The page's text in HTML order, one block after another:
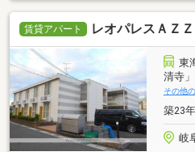
賃貸アパート レオパレスＡＺ
東
清寺
その他
築23
岐